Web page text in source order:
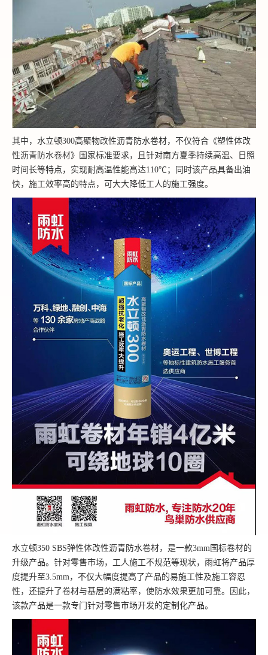
其中，水立顿300高聚物改性沥青防水卷材，不仅符合《塑性体改
性沥青防水卷材》国家标准要求，且针对南方夏季持续高温、日照
时间长等特点，实现耐高温性能高达110℃；同时该产品具备出油
快，施工效率高的特点，可大大降低工人的施工强度。
水立顿350 SBS弹性体改性沥青防水卷材，是一款3mm国标卷材的
升级产品。针对零售市场，工人施工不规范等现状，雨虹将产品厚
度提升至3.5mm，不仅大幅度提高了产品的易施工性及施工容忍
性，还提升了卷材与基层的满粘率，使防水效果更加可靠。因此，
该款产品是一款专门针对零售市场开发的定制化产品。